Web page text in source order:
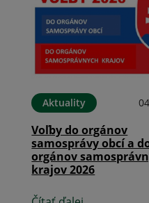
Aktuality
Voľby do orgánov
samosprávy obcí a
orgánov
krajov 2026